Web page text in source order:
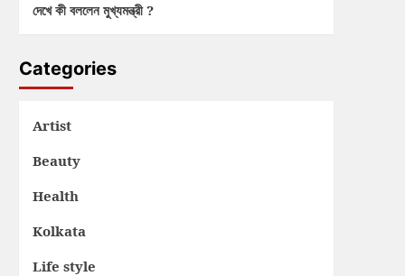
দেখে কী বললেন মুখ্যমন্ত্রী ?
Categories
Artist
Beauty
Health
Kolkata
Life style